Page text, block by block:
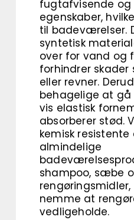
fugtafvisende og
egenskaber,
til badeværelser.
syntetisk
over for vand og
forhindrer skader
eller revner.
behagelige at gå
vis elastisk
absorberer stød.
kemisk resistente
almindelige
shampoo, sæbe
nemme at
vedligeholde.